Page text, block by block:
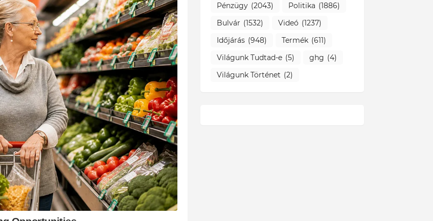
Pénzügy (2043) Politika (1886)
Bulvár (1532) Videó (1237)
Időjárás (948) Termék (611)
Világunk Tudtad-e (5) ghg (4)
Világunk Történet (2)